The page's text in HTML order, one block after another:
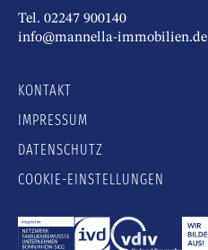
Tel. 02247 900140
info@mannella-immobilien.de
KONTAKT
IMPRESSUM
DATENSCHUTZ
COOKIE-EINSTELLUNGEN